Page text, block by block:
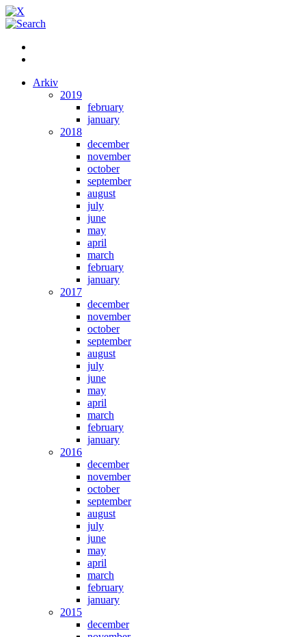
Arkiv
2019
february
january
2018
december
november
october
september
august
july
june
may
april
march
february
january
2017
december
november
october
september
august
july
june
may
april
march
february
january
2016
december
november
october
september
august
july
june
may
april
march
february
january
2015
december